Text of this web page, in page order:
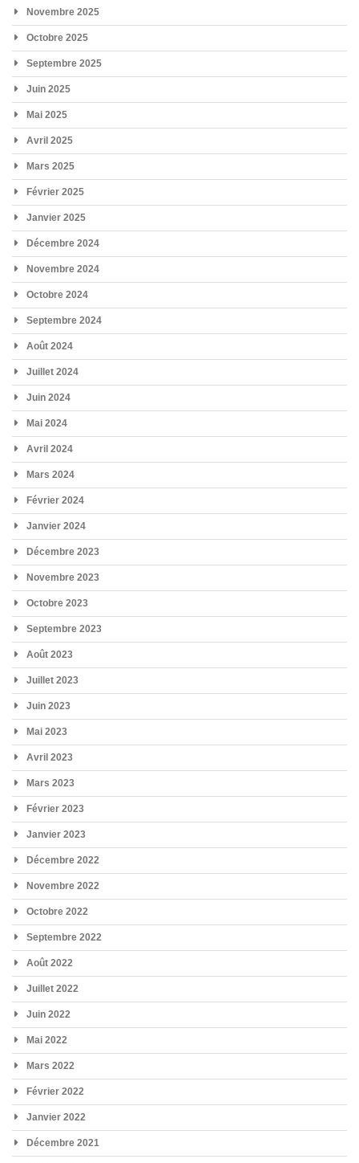
Novembre 2025
Octobre 2025
Septembre 2025
Juin 2025
Mai 2025
Avril 2025
Mars 2025
Février 2025
Janvier 2025
Décembre 2024
Novembre 2024
Octobre 2024
Septembre 2024
Août 2024
Juillet 2024
Juin 2024
Mai 2024
Avril 2024
Mars 2024
Février 2024
Janvier 2024
Décembre 2023
Novembre 2023
Octobre 2023
Septembre 2023
Août 2023
Juillet 2023
Juin 2023
Mai 2023
Avril 2023
Mars 2023
Février 2023
Janvier 2023
Décembre 2022
Novembre 2022
Octobre 2022
Septembre 2022
Août 2022
Juillet 2022
Juin 2022
Mai 2022
Mars 2022
Février 2022
Janvier 2022
Décembre 2021